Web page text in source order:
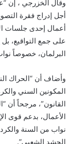
وقال الخزرجي ، إن
أجل إدراج فقرة
أعمال إحدى جلسات
على جمع التواقيع،
البرلمان، خصوصاً
وأضاف أن “الحراك
المكونين السني
القانون”، مرجحاً
الأعمال، بدعم قوى
نواب من السنة
الحشد الشعبي”.